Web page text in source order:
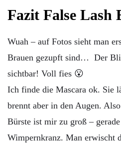
Fazit False Lash
Wuah – auf Fotos sieht man
Brauen gezupft sind… Der
sichtbar! Voll fies 😮
Ich finde die Mascara ok. Sie
brennt aber in den Augen.
Bürste ist mir zu groß –
Wimpernkranz. Man erwischt